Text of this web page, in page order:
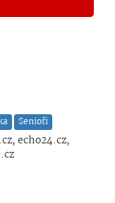
Senioři
echo24.cz,